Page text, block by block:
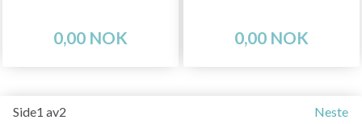
0,00 NOK 0,00 NOK
Side1 av2 Neste